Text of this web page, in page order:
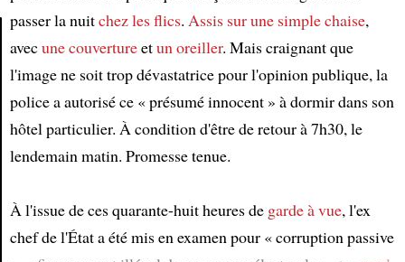
Article
passer la nuitchez les flics. Assis sur une simple chaise,
avecune couvertureetun oreiller. Mais craignant que
l'image ne soit trop dévastatrice pour l'opinion publique, la
police a autorisé ce « présumé innocent » à dormir dans son
hôtel particulier. À condition d'être de retour à 7h30, le
lendemain matin. Promesse tenue.
À l'issue de ces quarante-huit heures de garde à vue, l'ex
chef de l'État a été mis en examen pour « corruption passive